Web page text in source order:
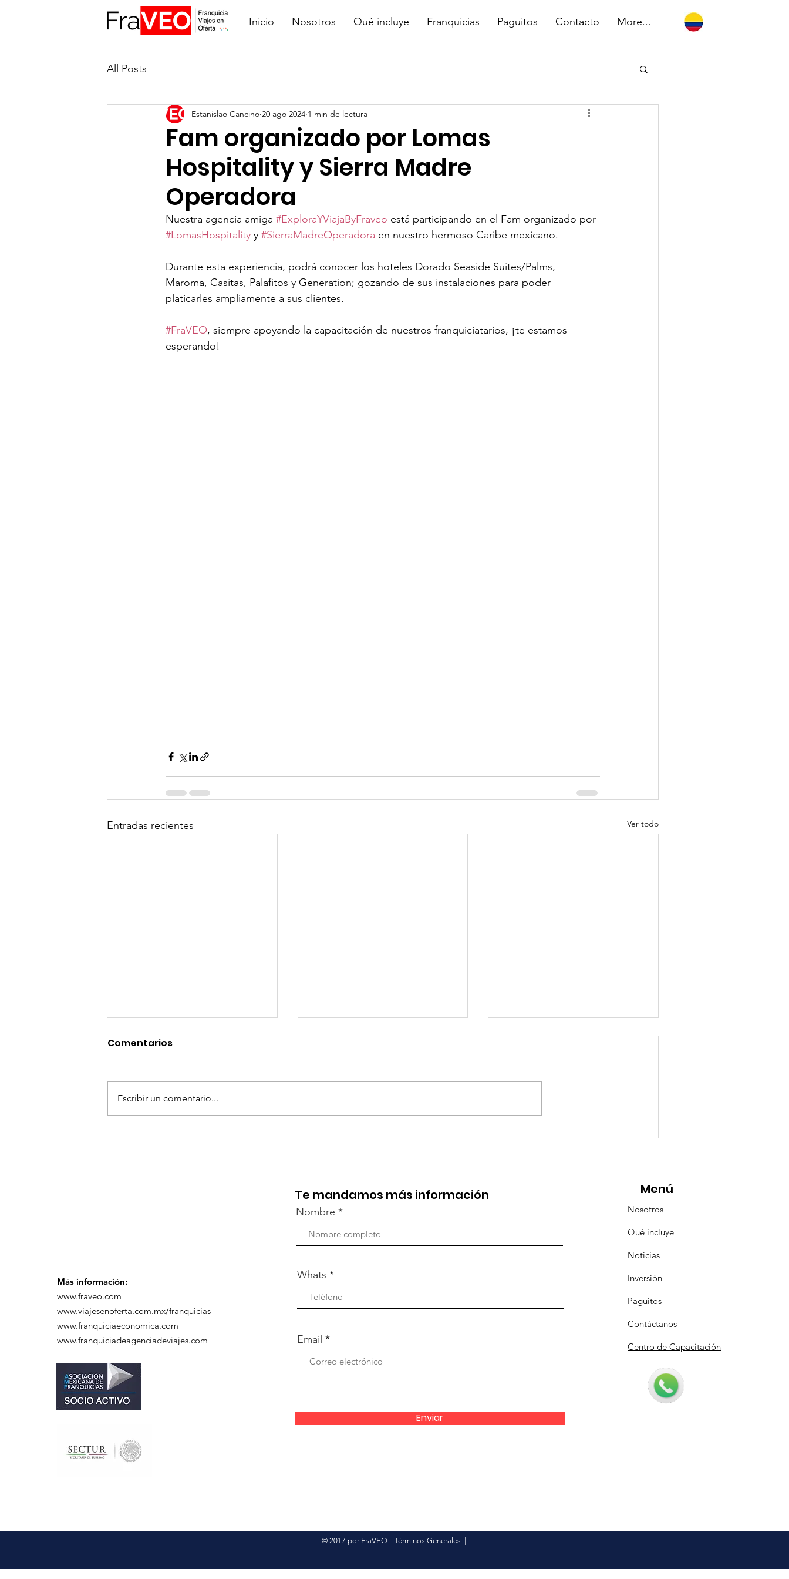
Inicio Nosotros Qué incluye Franquicias Paguitos Contacto More...
All Posts
Fam organizado por Lomas
Hospitality y Sierra Madre
Operadora
Estanislao Cancino 20 ago 2024 1 min de lectura
Nuestra agencia amiga #ExploraYViajaByFraveo está participando en el Fam organizado por
#LomasHospitality y #SierraMadreOperadora en nuestro hermoso Caribe mexicano.
Durante esta experiencia, podrá conocer los hoteles Dorado Seaside Suites/Palms,
Maroma, Casitas, Palafitos y Generation; gozando de sus instalaciones para poder
platicarles ampliamente a sus clientes.
#FraVEO, siempre apoyando la capacitación de nuestros franquiciatarios, ¡te estamos
esperando!
Entradas recientes Ver todo
GoMapTravelByFraveo
TourTravelynByFraveo
ViveMásViajandoByFraveo
Comentarios
Escribir un comentario...
Más información:
www.fraveo.com
www.viajesenoferta.com.mx/franquicias
www.franquiciaeconomica.com
www.franquiciadeagenciadeviajes.com
Te mandamos más información
Nombre
Whats
Email
Enviar
Menú
Nosotros
Qué incluye
Noticias
Inversión
Paguitos
Contáctanos
Centro de Capacitación
© 2017 por FraVEO | Términos Generales |